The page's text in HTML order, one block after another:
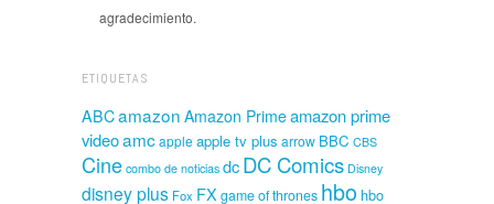
agradecimiento.
ETIQUETAS
ABCamazon Amazon Primeamazon prime
videoamcapple apple tv plus arrow BBC CBS
Cine combo de noticias dcDC Comics Disney
disney plus Fox FX game of thrones hbo hbo